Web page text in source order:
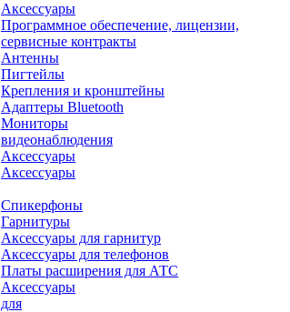
Аксессуары
Программное обеспечение, лицензии,
сервисные контракты
Антенны
Пигтейлы
Крепления и кронштейны
Адаптеры Bluetooth
Мониторы
видеонаблюдения
Аксессуары
Аксессуары
Спикерфоны
Гарнитуры
Аксессуары для гарнитур
Аксессуары для телефонов
Платы расширения для АТС
Аксессуары
для
интерактивного